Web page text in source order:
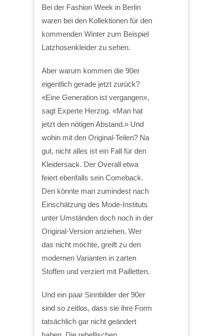
Bei der Fashion Week in Berlin
waren bei den Kollektionen für den
kommenden Winter zum Beispiel
Latzhosenkleider zu sehen.
Aber warum kommen die 90er
eigentlich gerade jetzt zurück?
«Eine Generation ist vergangen»,
sagt Experte Herzog. «Man hat
jetzt den nötigen Abstand.» Und
wohin mit den Original-Teilen? Na
gut, nicht alles ist ein Fall für den
Kleidersack. Der Overall etwa
feiert ebenfalls sein Comeback.
Den könnte man zumindest nach
Einschätzung des Mode-Instituts
unter Umständen doch noch in der
Original-Version anziehen. Wer
das nicht möchte, greift zu den
modernen Varianten in zarten
Stoffen und verziert mit Pailletten.
Und ein paar Sinnbilder der 90er
sind so zeitlos, dass sie ihre Form
tatsächlich gar nicht geändert